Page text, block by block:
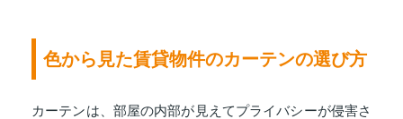
色から見た賃貸物件のカーテンの選び方
カーテンは、部屋の内部が見えてプライバシーが侵害さ